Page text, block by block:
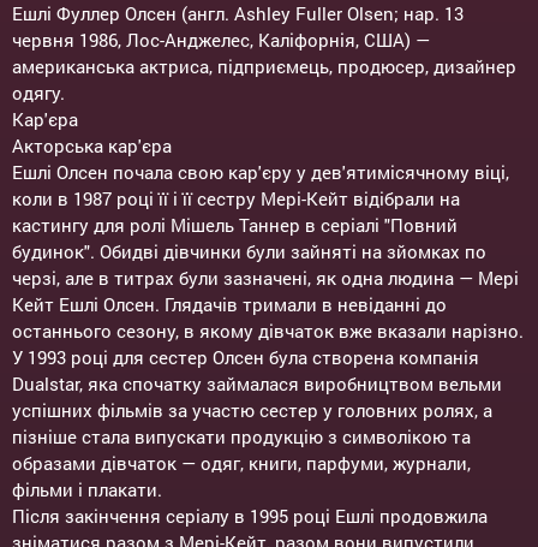
Ешлі Фуллер Олсен (англ. Ashley Fuller Olsen; нар. 13
червня 1986, Лос-Анджелес, Каліфорнія, США) —
американська актриса, підприємець, продюсер, дизайнер
одягу.
Кар'єра
Акторська кар'єра
Ешлі Олсен почала свою кар'єру у дев'ятимісячному віці,
коли в 1987 році її і її сестру Мері-Кейт відібрали на
кастингу для ролі Мішель Таннер в серіалі "Повний
будинок". Обидві дівчинки були зайняті на зйомках по
черзі, але в титрах були зазначені, як одна людина — Мері
Кейт Ешлі Олсен. Глядачів тримали в невіданні до
останнього сезону, в якому дівчаток вже вказали нарізно.
У 1993 році для сестер Олсен була створена компанія
Dualstar, яка спочатку займалася виробництвом вельми
успішних фільмів за участю сестер у головних ролях, а
пізніше стала випускати продукцію з символікою та
образами дівчаток — одяг, книги, парфуми, журнали,
фільми і плакати.
Після закінчення серіалу в 1995 році Ешлі продовжила